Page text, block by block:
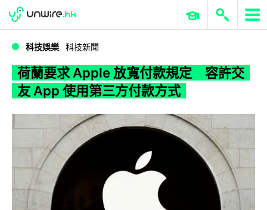
WWDC 2026 ERP 與商業 AI
科技娛樂 科技新聞
荷蘭要求 Apple 放寬付款規定 容許交
友 App 使用第三方付款方式